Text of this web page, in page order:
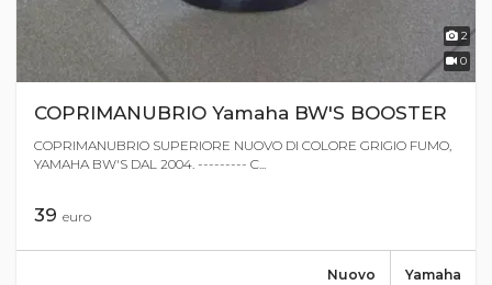
2
0
COPRIMANUBRIO Yamaha BW'S BOOSTER
COPRIMANUBRIO SUPERIORE NUOVO DI COLORE GRIGIO FUMO,
YAMAHA BW'S DAL 2004. --------- C...
39 euro
Yamaha
Nuovo